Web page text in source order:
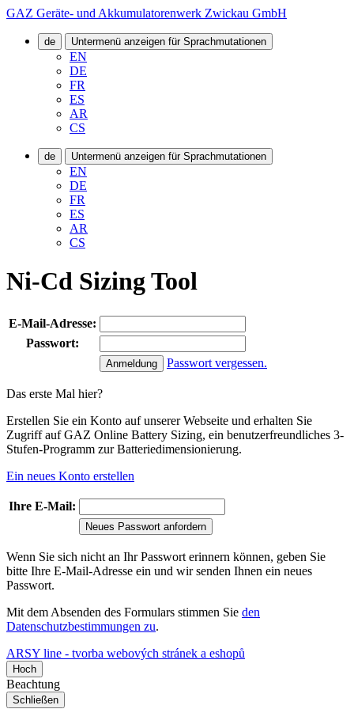
GAZ Geräte- und Akkumulatorenwerk Zwickau GmbH
de Untermenü anzeigen für Sprachmutationen
EN
DE
FR
ES
AR
CS
de Untermenü anzeigen für Sprachmutationen
EN
DE
FR
ES
AR
CS
Ni-Cd Sizing Tool
E-Mail-Adresse:
Passwort:
Passwort vergessen.
Das erste Mal hier?
Erstellen Sie ein Konto auf unserer Webseite und erhalten Sie
Zugriff auf GAZ Online Battery Sizing, ein benutzerfreundliches 3-
Stufen-Programm zur Batteriedimensionierung.
Ein neues Konto erstellen
Ihre E-Mail:
Neues Passwort anfordern
Wenn Sie sich nicht an Ihr Passwort erinnern können, geben Sie
bitte Ihre E-Mail-Adresse ein und wir senden Ihnen ein neues
Passwort.
Mit dem Absenden des Formulars stimmen Sie den
Datenschutzbestimmungen zu.
ARSY line - tvorba webových stránek a eshopů
Hoch
Beachtung
Schließen